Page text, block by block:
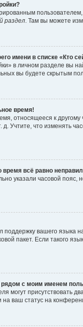
раздел . Там вы можете
имени в списке «Кто
в личном разделе вы
вы будете скрытым
время!
относящееся к другому
д. Учтите, что изменять
всё равно
указали часовой
поддержку вашего языка
пакет. Если такого
с моим именем
могут присутствовать
ваш статус на